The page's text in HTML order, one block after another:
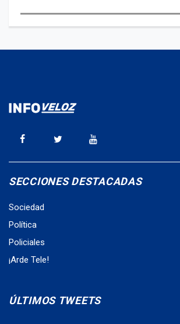
SECCIONES DESTACADAS
Sociedad
Política
Policiales
¡Arde Tele!
ÚLTIMOS TWEETS